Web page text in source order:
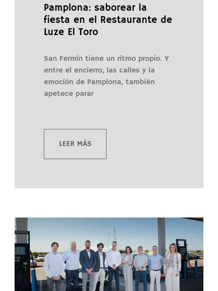
Pamplona: saborear la
fiesta en el Restaurante de
Luze El Toro
San Fermín tiene un ritmo propio. Y
entre el encierro, las calles y la
emoción de Pamplona, también
apetece parar
LEER MÁS